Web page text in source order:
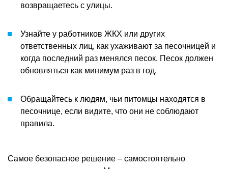
возвращаетесь с улицы.
Узнайте у работников ЖКХ или других
ответственных лиц, как ухаживают за песочницей и
когда последний раз менялся песок. Песок должен
обновляться как минимум раз в год.
Обращайтесь к людям, чьи питомцы находятся в
песочнице, если видите, что они не соблюдают
правила.
Самое безопасное решение – самостоятельно